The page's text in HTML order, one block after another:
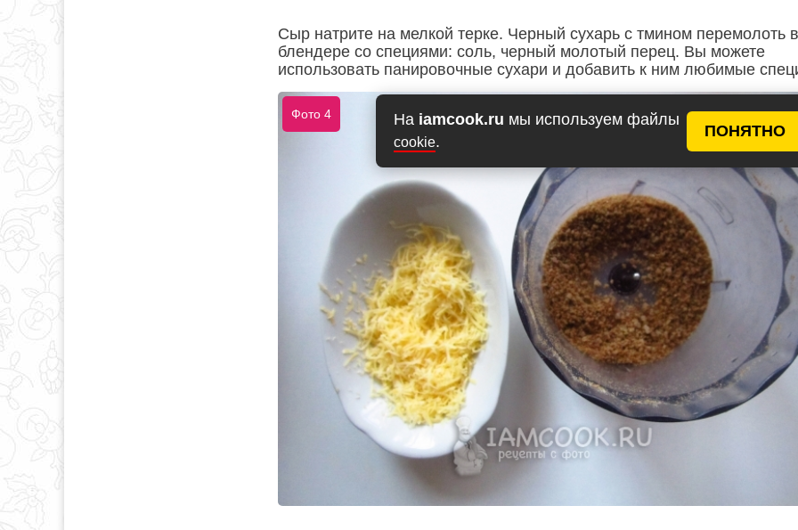
На iamcook.ru мы используем файлы
cookie.
ПОНЯТНО
Сыр натрите на мелкой терке. Черный сухарь с тмином перемолоть в
блендере со специями: соль, черный молотый перец. Вы можете
использовать панировочные сухари и добавить к ним любимые
Фото 4